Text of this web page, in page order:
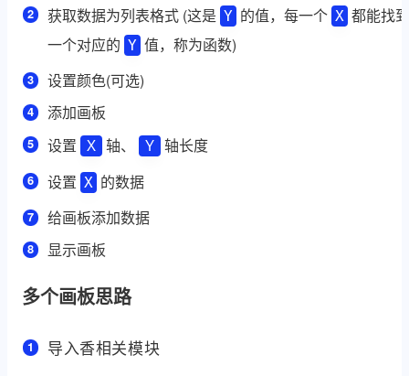
获取数据为列表格式 (这是 Y 的值，每一个 X 都能找到
一个对应的 Y 值，称为函数)
设置颜色(可选)
添加画板
设置
Ｘ 轴、 Ｙ 轴长度
设置 X 的数据
给画板添加数据
显示画板
多个画板思路
导入香相关模块